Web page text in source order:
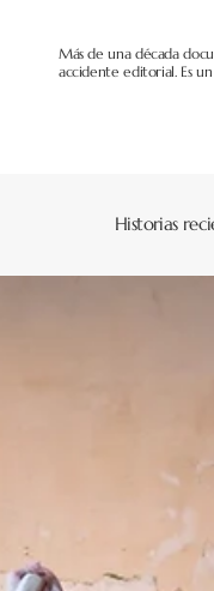
Más de una década
accidente editorial. Es
Historias